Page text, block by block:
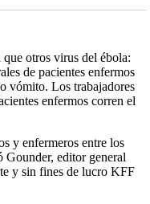
otros virus del ébola:
de pacientes enfermos
vómito. Los trabajadores
enfermos corren el
y enfermeros entre los
Gounder, editor general
y sin fines de lucro KFF